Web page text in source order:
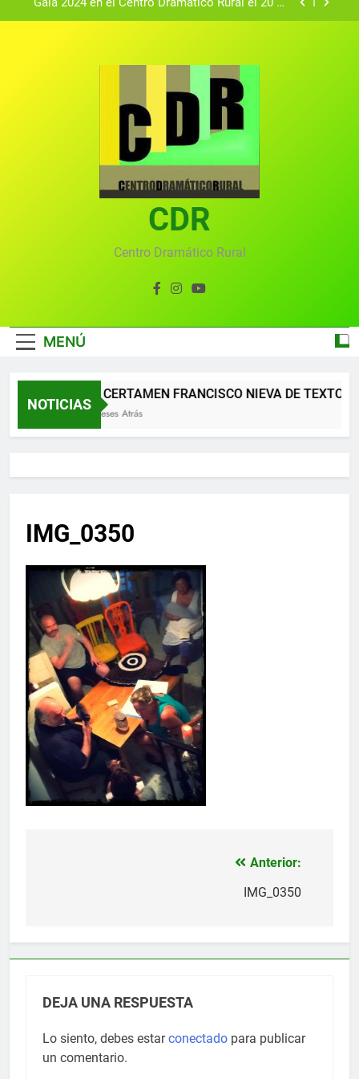
Gala 2024 en el Centro Dramático Rural el 20 de
convocado por el Centro Dramático Rural de Mira
(Cuenca)
Gala anual virtual del Centro Dramático Rural de
Gala del Centro Dramático Rural 2025
Gala 2024 en el Centro Dramático Rural el 20 de
Textos seleccionados en el VI Certamen
Francisco Nieva de piezas breves teatrales
convocado por el Centro Dramático Rural de Mira
Gala anual virtual del Centro Dramático Rural de
CDR
Centro Dramático Rural
MENÚ
NOTICIAS
XII CERTAMEN FRANCISCO NIEVA DE TEXTOS
2 Meses Atrás
IMG_0350
Anterior:
IMG_0350
DEJA UNA RESPUESTA
Lo siento, debes estarconectado para publicar
un comentario.